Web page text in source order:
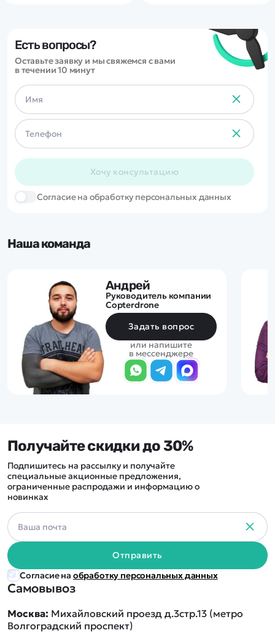
управления подойдет
любому ребенку. В
комплекте есть все что
необходимо для езды!
Есть вопросы?
Оставьте заявку и мы свяжемся с вами
в течении 10 минут
Хочу консультацию
Cогласие на обработку персональных данных
Наша команда
Андрей
Руководитель компании
Copterdrone
Задать вопрос
или напишите
в мессенджере
Самовывоз
Москва: Михайловский проезд д.3стр.13 (метро
Волгоградский проспект)
Получайте скидки до 30%
Подпишитесь на рассылку и получайте
специальные акционные предложения,
ограниченные распродажи и информацию о
новинках
Отправить
Согласие на обработку персональных данных